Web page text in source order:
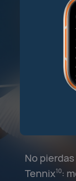
No
Tennix⁠10⁠: